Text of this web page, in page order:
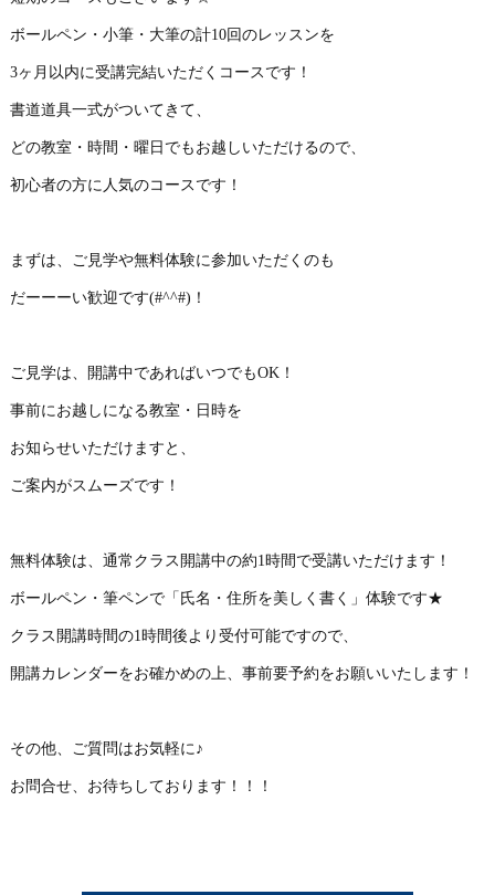
ボールペン・小筆・大筆の計10回のレッスンを
3ヶ月以内に受講完結いただくコースです！
書道道具一式がついてきて、
どの教室・時間・曜日でもお越しいただけるので、
初心者の方に人気のコースです！
まずは、ご見学や無料体験に参加いただくのも
だーーーい歓迎です(#^^#)！
ご見学は、開講中であればいつでもOK！
事前にお越しになる教室・日時を
お知らせいただけますと、
ご案内がスムーズです！
無料体験は、通常クラス開講中の約1時間で受講いただけます！
ボールペン・筆ペンで「氏名・住所を美しく書く」体験です★
クラス開講時間の1時間後より受付可能ですので、
開講カレンダーをお確かめの上、事前要予約をお願いいたします！
その他、ご質問はお気軽に♪
お問合せ、お待ちしております！！！